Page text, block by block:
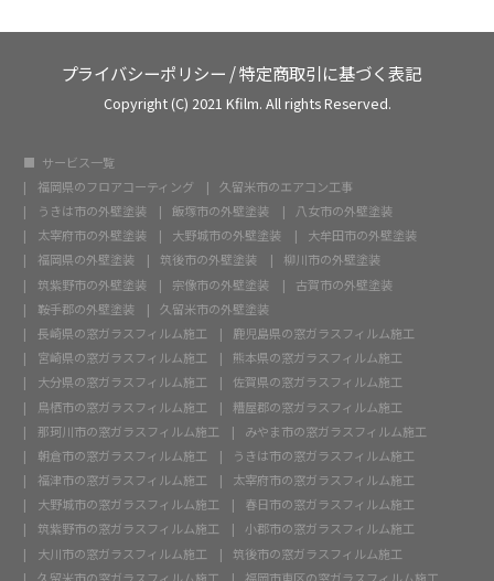
プライバシーポリシー /特定商取引に基づく表記
Copyright (C) 2021 Kfilm. All rights Reserved.
サービス一覧
福岡県のフロアコーティング
久留米市のエアコン工事
うきは市の外壁塗装
飯塚市の外壁塗装
八女市の外壁塗装
太宰府市の外壁塗装
大野城市の外壁塗装
大牟田市の外壁塗装
福岡県の外壁塗装
筑後市の外壁塗装
柳川市の外壁塗装
筑紫野市の外壁塗装
宗像市の外壁塗装
古賀市の外壁塗装
鞍手郡の外壁塗装
久留米市の外壁塗装
長崎県の窓ガラスフィルム施工
鹿児島県の窓ガラスフィルム施工
宮崎県の窓ガラスフィルム施工
熊本県の窓ガラスフィルム施工
大分県の窓ガラスフィルム施工
佐賀県の窓ガラスフィルム施工
鳥栖市の窓ガラスフィルム施工
糟屋郡の窓ガラスフィルム施工
那珂川市の窓ガラスフィルム施工
みやま市の窓ガラスフィルム施工
朝倉市の窓ガラスフィルム施工
うきは市の窓ガラスフィルム施工
福津市の窓ガラスフィルム施工
太宰府市の窓ガラスフィルム施工
大野城市の窓ガラスフィルム施工
春日市の窓ガラスフィルム施工
筑紫野市の窓ガラスフィルム施工
小郡市の窓ガラスフィルム施工
大川市の窓ガラスフィルム施工
筑後市の窓ガラスフィルム施工